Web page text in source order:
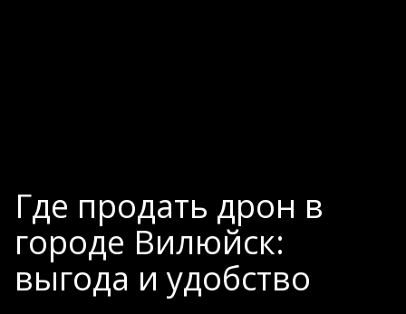
Где продать дрон в
городе Вилюйск:
выгода и удобство